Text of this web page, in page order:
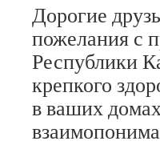
Дорогие
пожелания с
Республики
крепкого
в ваших